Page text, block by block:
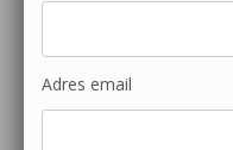
Adres email